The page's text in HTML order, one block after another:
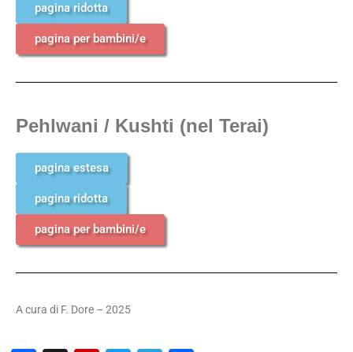
pagina ridotta
pagina per bambini/e
Pehlwani / Kushti (nel Terai)
pagina estesa
pagina ridotta
pagina per bambini/e
A cura di F. Dore – 2025